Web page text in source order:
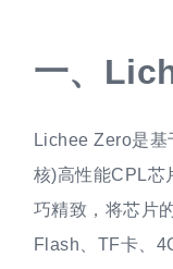
一、
Lichee Zero是
核)高性能CPL芯
巧精致，将芯片
Flash、TF卡、